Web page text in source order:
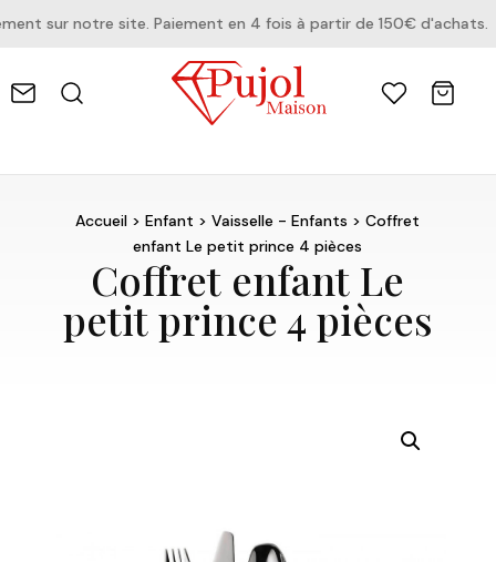
sur notre site. Paiement en 4 fois à partir de 150€ d'achats.
Accueil >Enfant >Vaisselle - Enfants > Coffret
enfant Le petit prince 4 pièces
Coffret enfant Le
petit prince 4 pièces